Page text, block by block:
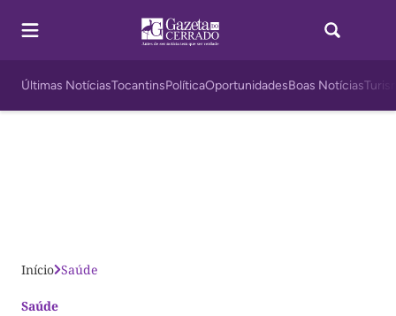
Últimas NotíciasTocantinsPolíticaOportunidadesBoas Notícias
Início Saúde
Saúde